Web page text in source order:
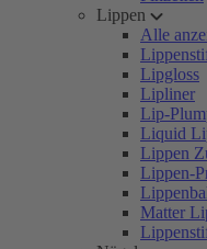
Lippen
Alle
Lipgloss
Lipliner
Lip-
Liquid
Lippen
Lippen-
Matter